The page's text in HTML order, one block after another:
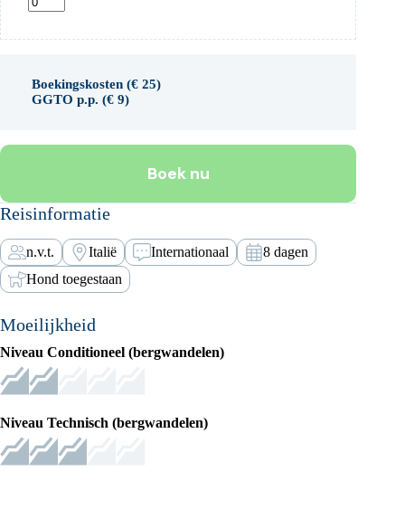
Boekingskosten (€ 25)
GGTO p.p. (€ 9)
Boek nu
Reisinformatie
n.v.t. Italië Internationaal
8 dagen
Hond toegestaan
Moeilijkheid
Niveau Conditioneel (bergwandelen)
Niveau Technisch (bergwandelen)